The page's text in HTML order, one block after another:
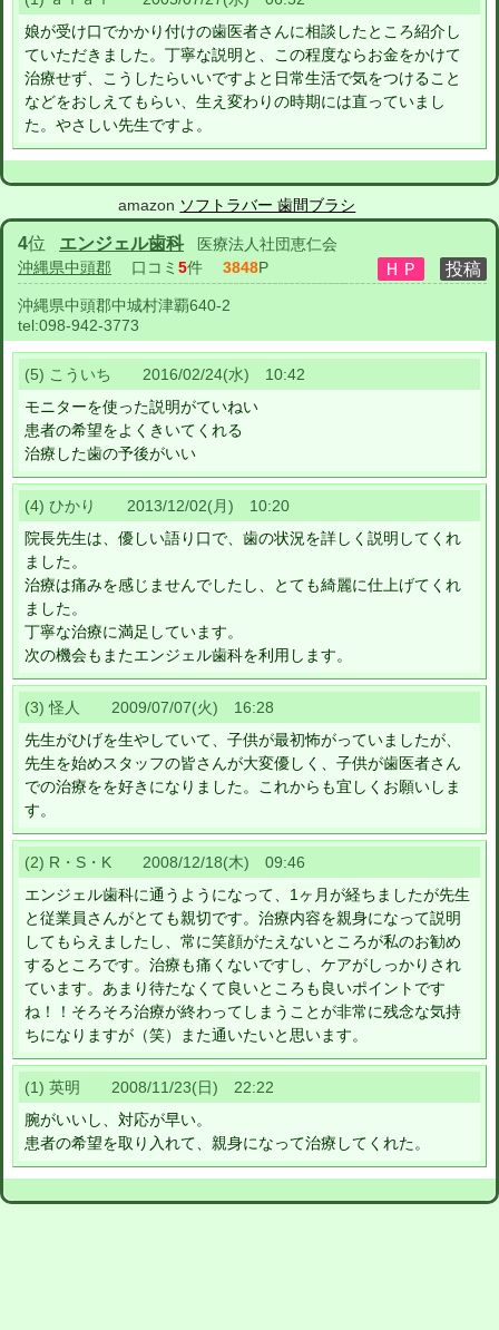
娘が受け口でかかり付けの歯医者さんに相談したところ紹介し
ていただきました。丁寧な説明と、この程度ならお金をかけて
治療せず、こうしたらいいですよと日常生活で気をつけること
などをおしえてもらい、生え変わりの時期には直っていまし
た。やさしい先生ですよ。
amazon ソフトラバー 歯間ブラシ
4位 エンジェル歯科
医療法人社団恵仁会
沖縄県中頭郡 口コミ 5件 3848P
沖縄県中頭郡中城村津覇640-2
tel:098-942-3773
(5) こういち 2016/02/24(水) 10:42
モニターを使った説明がていねい
患者の希望をよくきいてくれる
治療した歯の予後がいい
(4) ひかり 2013/12/02(月) 10:20
院長先生は、優しい語り口で、歯の状況を詳しく説明してくれ
ました。
治療は痛みを感じませんでしたし、とても綺麗に仕上げてくれ
ました。
丁寧な治療に満足しています。
次の機会もまたエンジェル歯科を利用します。
(3) 怪人 2009/07/07(火) 16:28
先生がひげを生やしていて、子供が最初怖がっていましたが、
先生を始めスタッフの皆さんが大変優しく、子供が歯医者さん
での治療をを好きになりました。これからも宜しくお願いしま
す。
(2) R・S・K 2008/12/18(木) 09:46
エンジェル歯科に通うようになって、1ヶ月が経ちましたが先生
と従業員さんがとても親切です。治療内容を親身になって説明
してもらえましたし、常に笑顔がたえないところが私のお勧め
するところです。治療も痛くないですし、ケアがしっかりされ
ています。あまり待たなくて良いところも良いポイントです
ね！！そろそろ治療が終わってしまうことが非常に残念な気持
ちになりますが（笑）また通いたいと思います。
(1) 英明 2008/11/23(日) 22:22
腕がいいし、対応が早い。
患者の希望を取り入れて、親身になって治療してくれた。